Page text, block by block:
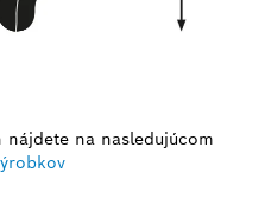
na nasledujúcom